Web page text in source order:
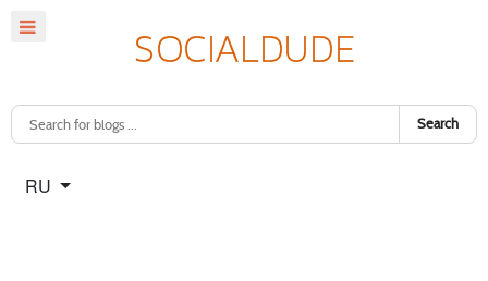
Search
Select your language
RU